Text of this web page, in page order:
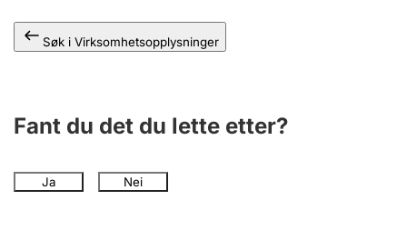
Søk i Virksomhetsopplysninger
Fant du det du lette etter?
Ja Nei